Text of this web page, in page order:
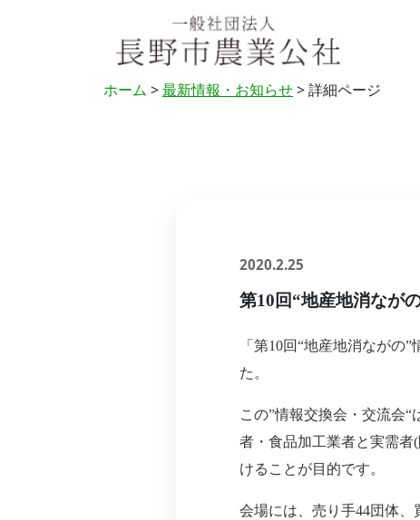
ホーム >最新情報・お知らせ> 詳細ページ
2020.2.25
第10回“地産地消なが
「第10回“地産地消ながの”
た。
この”情報交換会・交流会
者・食品加工業者と実需者
けることが目的です。
会場には、売り手44団体